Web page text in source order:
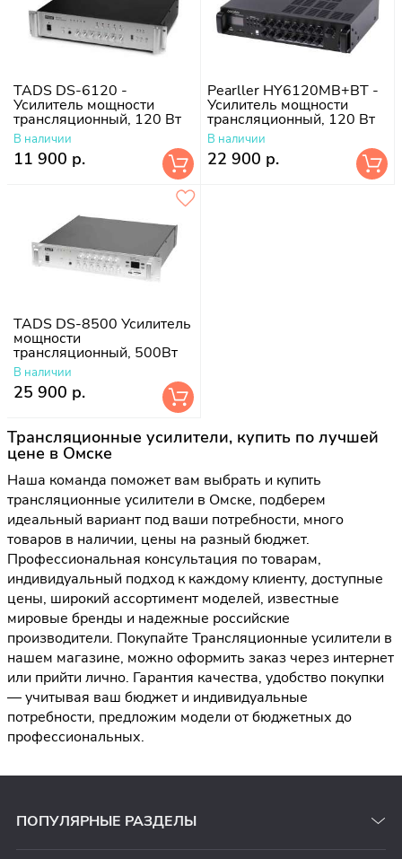
TADS DS-6120 -
Усилитель мощности
трансляционный, 120 Вт
В наличии
11 900 р.
Pearller HY6120MB+BT -
Усилитель мощности
трансляционный, 120 Вт
В наличии
22 900 р.
TADS DS-8500 Усилитель
мощности
трансляционный, 500Вт
В наличии
25 900 р.
Трансляционные усилители, купить по лучшей
цене в Омске
Наша команда поможет вам выбрать и купить
трансляционные усилители в Омске, подберем
идеальный вариант под ваши потребности, много
товаров в наличии, цены на разный бюджет.
Профессиональная консультация по товарам,
индивидуальный подход к каждому клиенту, доступные
цены, широкий ассортимент моделей, известные
мировые бренды и надежные российские
производители. Покупайте Трансляционные усилители в
нашем магазине, можно оформить заказ через интернет
или прийти лично. Гарантия качества, удобство покупки
— учитывая ваш бюджет и индивидуальные
потребности, предложим модели от бюджетных до
профессиональных.
ПОПУЛЯРНЫЕ РАЗДЕЛЫ